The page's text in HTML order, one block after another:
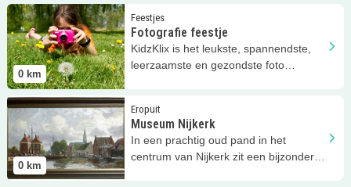
0 km
Feestjes
Fotografie feestje
KidzKlix is het leukste, spannendste,
leerzaamste en gezondste foto
Lees meer Fotografie feestje
0 km
Eropuit
Museum Nijkerk
In een prachtig oud pand in het
centrum van Nijkerk zit een bijzonder
Lees meer Museum Nijkerk